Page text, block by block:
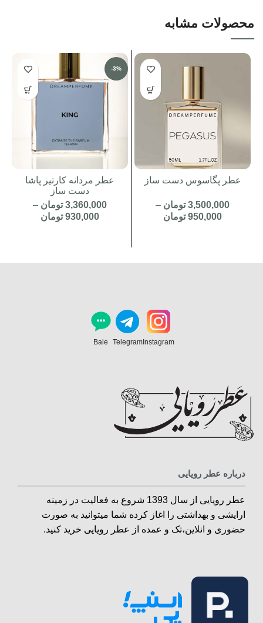
محصولات مشابه
عطر پگاسوس دست ساز
3,500,000 تومان –
950,000 تومان
-3%
عطر مردانه کارتیر پاشا
دست ساز
3,360,000 تومان –
930,000 تومان
Instagram
Telegram
Bale
درباره عطر رویایی
عطر رویایی از سال 1393 شروع به فعالیت در زمینه
ارایشی و بهداشتی را اغاز کرده شما میتوانید به صورت
حضوری و انلاین،تک و عمده از عطر رویایی خرید کنید.